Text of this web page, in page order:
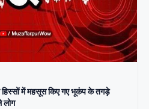
में महसूस किए गए भूकंप के तगड़े
लोग